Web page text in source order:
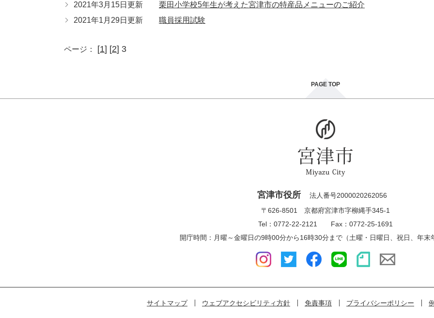
2021年3月15日更新
栗田小学校5年生が考えた宮津市の特産品メニューのご紹介
2021年1月29日更新
職員採用試験
ページ： [1] [2] 3
PAGE TOP
サイトマップ ウェブアクセシビリティ方針 免責事項 プライバシーポリシー
宮津市役所
法人番号2000020262056
〒626-8501 京都府宮津市字柳縄手345-1
Tel：0772-22-2121 Fax：0772-25-1691
開庁時間：月曜～金曜日の9時00分から16時30分まで（土曜・日曜日、祝日、年末